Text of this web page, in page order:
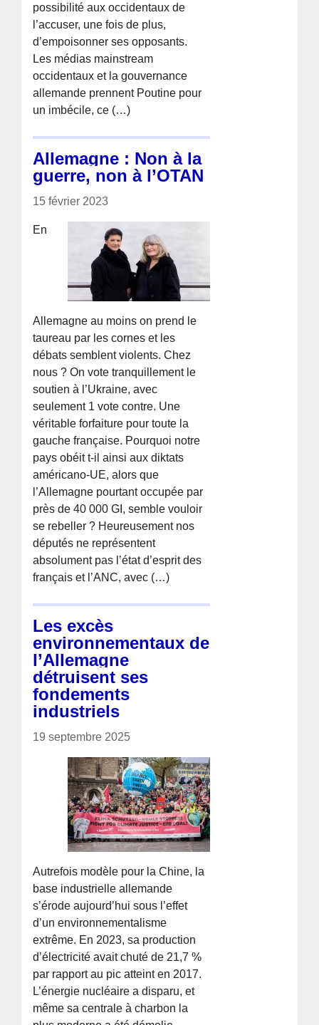
possibilité aux occidentaux de
l’accuser, une fois de plus,
d’empoisonner ses opposants.
Les médias mainstream
occidentaux et la gouvernance
allemande prennent Poutine pour
un imbécile, ce (…)
Allemagne : Non à la
guerre, non à l’OTAN
15 février 2023
En
Allemagne au moins on prend le
taureau par les cornes et les
débats semblent violents. Chez
nous ? On vote tranquillement le
soutien à l’Ukraine, avec
seulement 1 vote contre. Une
véritable forfaiture pour toute la
gauche française. Pourquoi notre
pays obéit t-il ainsi aux diktats
américano-UE, alors que
l’Allemagne pourtant occupée par
près de 40 000 GI, semble vouloir
se rebeller ? Heureusement nos
députés ne représentent
absolument pas l’état d’esprit des
français et l’ANC, avec (…)
Les excès
environnementaux de
l’Allemagne
détruisent ses
fondements
industriels
19 septembre 2025
Autrefois modèle pour la Chine, la
base industrielle allemande
s’érode aujourd’hui sous l’effet
d’un environnementalisme
extrême. En 2023, sa production
d’électricité avait chuté de 21,7 %
par rapport au pic atteint en 2017.
L’énergie nucléaire a disparu, et
même sa centrale à charbon la